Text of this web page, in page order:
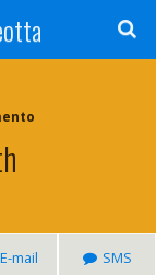
E-mail SMS